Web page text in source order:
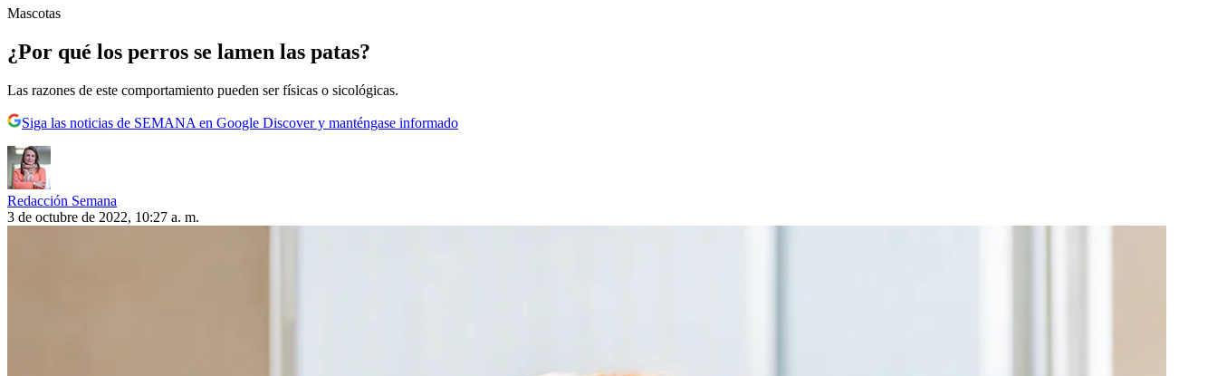
Mascotas
¿Por qué los perros se lamen las patas?
Las razones de este comportamiento pueden ser físicas o sicológicas.
Siga las noticias de SEMANA en Google Discover y manténgase informado
Redacción Semana
3 de octubre de 2022, 10:27 a. m.